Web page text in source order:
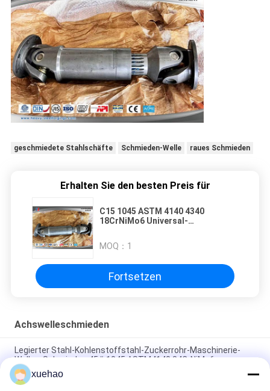
geschmiedete Stahlschäfte Schmieden-Welle raues Schmieden
Erhalten Sie den besten Preis für
C15 1045 ASTM 4140 4340
18CrNiMo6 Universal-
MOQ： 1
Fortsetzen
Achswelleschmieden
Legierter Stahl-Kohlenstoffstahl-Zuckerrohr-Maschinerie-
Wellen-Schmieden 45# 1045 ASTM4140 34CrNiMo6
18CrNiMo7-6 20CrMnMo 42CrMo 35CrMo Wellen-Rolle,
xuehao